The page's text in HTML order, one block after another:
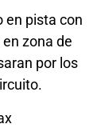
en pista con
zona de
por los